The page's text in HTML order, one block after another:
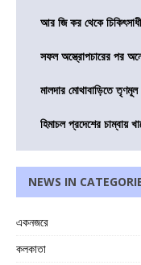
আর জি কর থেকে
সফল অস্ত্রোপচারের পর
মালদার মোথাবাড়িতে তৃণমূল
হিমাচল প্রদেশের
NEWS IN
একনজরে
কলকাতা